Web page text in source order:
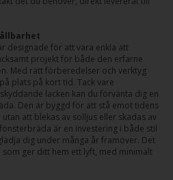
designade för att vara enkla att
projekt för både den erfarne
Med rätt förberedelser och verktyg
plats på kort tid. Tack vare
lacken kan du förvänta dig en
Den är byggd för att stå emot tidens
att blekas av solljus eller skadas av
är en investering i både stil
dig under många år framöver. Det
ger ditt hem ett lyft, med minimalt